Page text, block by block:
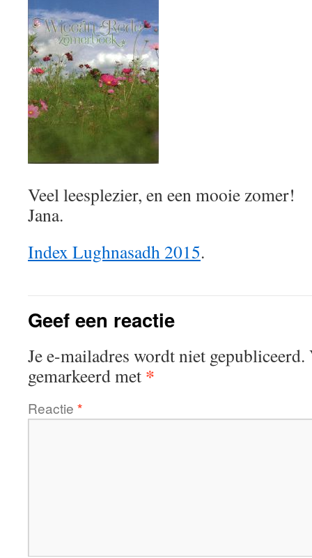
Veel leesplezier, en een mooie zomer!
Jana.
Index Lughnasadh 2015.
Geef een reactie
Je e-mailadres wordt niet gepubliceerd.
gemarkeerd met *
Reactie *